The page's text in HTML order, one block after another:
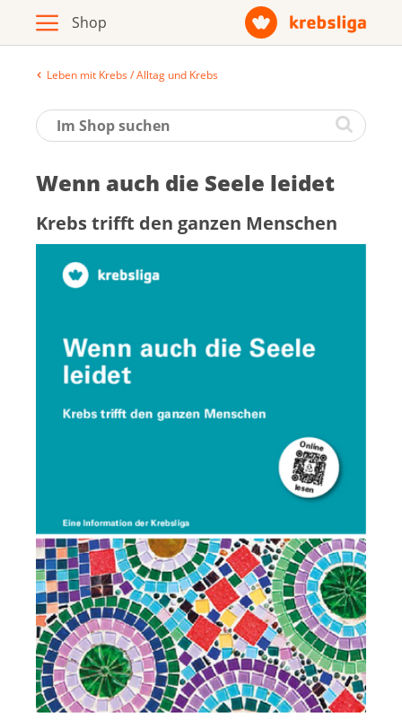
Archiv
Broschüren / Infomaterial
Produkte
Zur Krebsliga-Webseite
Deutsch
Leben mit Krebs / Alltag und Krebs
Wenn auch die See­le lei­det
Krebs trifft den gan­zen Men­schen